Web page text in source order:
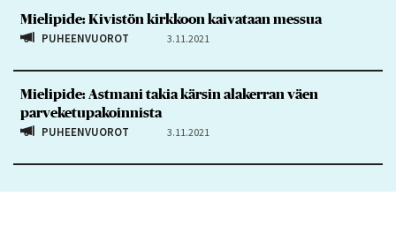
Mielipide: Kivistön kirkkoon kaivataan messua
PUHEENVUOROT 3.11.2021
Mielipide: Astmani takia kärsin alakerran väen
parveketupakoinnista
PUHEENVUOROT 3.11.2021